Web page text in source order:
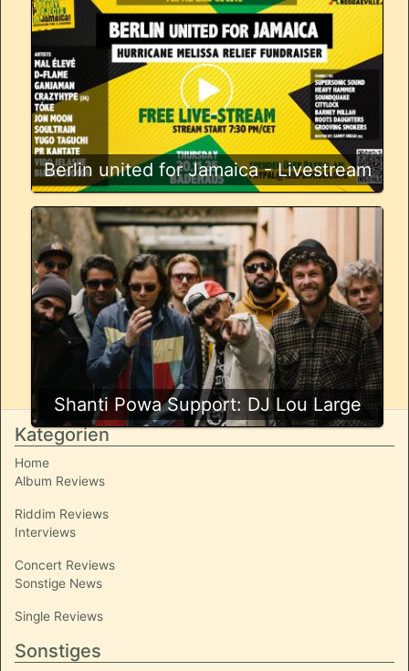
Berlin united for Jamaica - Livestream
Shanti Powa Support: DJ Lou Large
Kategorien
Home
Album Reviews
Riddim Reviews
Interviews
Concert Reviews
Sonstige News
Single Reviews
Sonstiges